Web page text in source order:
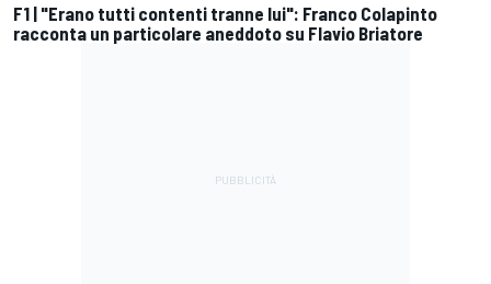
F1 | "Erano tutti contenti tranne lui": Franco Colapinto
racconta un particolare aneddoto su Flavio Briatore